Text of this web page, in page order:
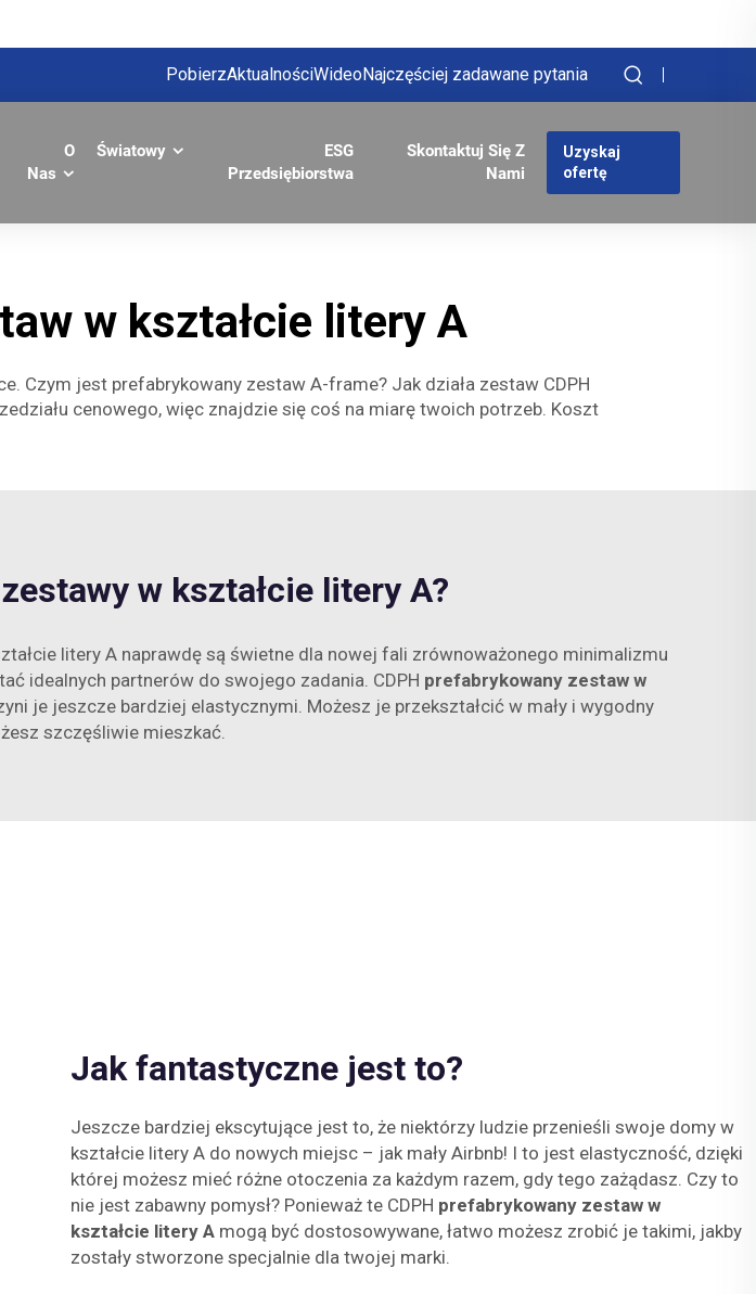
PobierzAktualnościWideoNajczęściej zadawane pytania
O
Nas
Światowy
ESG
Przedsiębiorstwa
Skontaktuj Się Z
Nami
Uzyskaj
ofertę
w kształcie litery A
Czym jest prefabrykowany zestaw A-frame? Jak działa zestaw CDPH
cenowego, więc znajdzie się coś na miarę twoich potrzeb. Koszt
w kształcie litery A?
litery A naprawdę są świetne dla nowej fali zrównoważonego minimalizmu
idealnych partnerów do swojego zadania. CDPH prefabrykowany zestaw w
je jeszcze bardziej elastycznymi. Możesz je przekształcić w mały i wygodny
szczęśliwie mieszkać.
Jak fantastyczne jest to?
Jeszcze bardziej ekscytujące jest to, że niektórzy ludzie przenieśli swoje domy w
kształcie litery A do nowych miejsc – jak mały Airbnb! I to jest elastyczność, dzięki
której możesz mieć różne otoczenia za każdym razem, gdy tego zażądasz. Czy to
nie jest zabawny pomysł? Ponieważ te CDPH prefabrykowany zestaw w
kształcie litery A mogą być dostosowywane, łatwo możesz zrobić je takimi, jakby
zostały stworzone specjalnie dla twojej marki.